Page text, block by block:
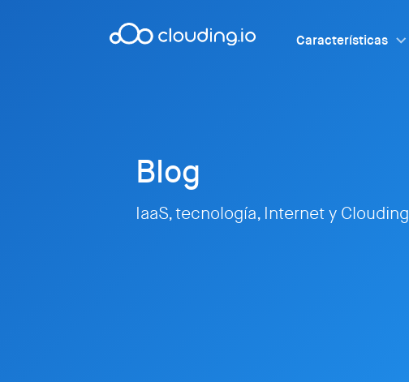
Características
Blog
IaaS, tecnología, Internet y Clouding